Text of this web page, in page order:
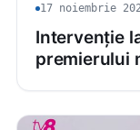
17 noiembrie
Intervenție
premierului